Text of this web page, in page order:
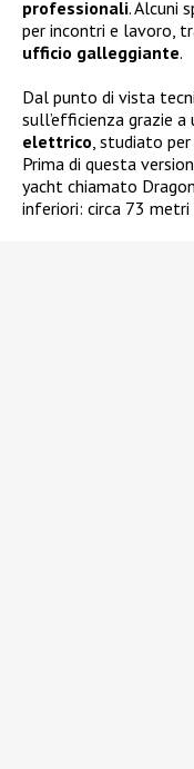
professionali. Alcuni
per incontri e lavoro,
ufficio galleggiante.
Dal punto di vista
sull’efficienza grazie a
elettrico , studiato
Prima di questa
yacht chiamato
inferiori: circa 73